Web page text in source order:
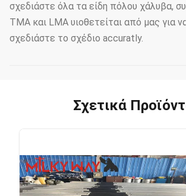
σχεδιάστε όλα τα είδη πόλου χάλυβα,
TMA και LMA υιοθετείται από μας για
σχεδιάστε το σχέδιο accuratly.
Σχετικά